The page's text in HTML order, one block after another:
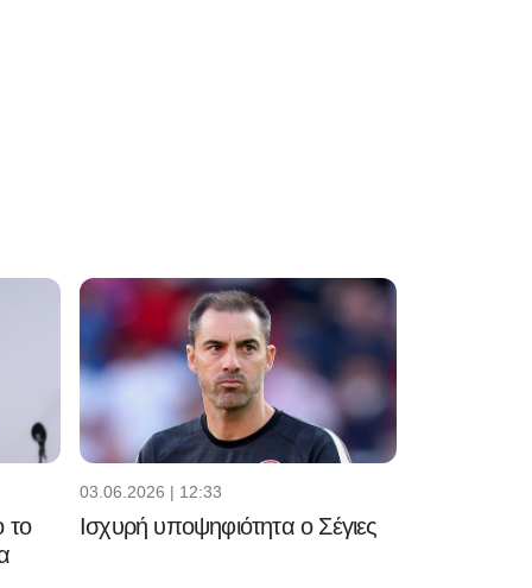
το
03.06.2026 | 12:33
Ισχυρή υποψηφιότητα ο Σέγιες